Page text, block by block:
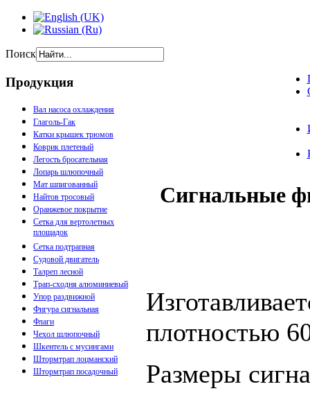
Поиск
Продукция
Вал насоса охлаждения
Глаголь-Гак
Катки крышек трюмов
Коврик плетеный
Легость бросательная
Лопарь шлюпочный
Мат шпигованный
Найтов тросовый
Оранжевое покрытие
Сетка для вертолетных
площадок
Сетка подтрапная
Судовой двигатель
Талреп лесной
Трап-сходня алюминиевый
Упор раздвижной
Фигура сигнальная
Флаги
Чехол шлюпочный
Шкентель с мусингами
Штормтрап лоцманский
Штормтрап посадочный
Сигнальные
плотностью
Размеры